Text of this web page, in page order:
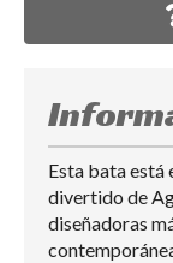
Esta bata está
divertido de
diseñadoras